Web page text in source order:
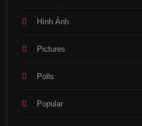
Hình Ảnh
Pictures
Polls
Popular